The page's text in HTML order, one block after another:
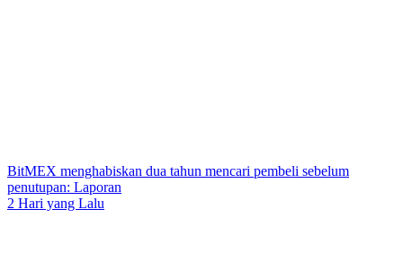
BitMEX menghabiskan dua tahun mencari pembeli sebelum
penutupan: Laporan
2 Hari yang Lalu